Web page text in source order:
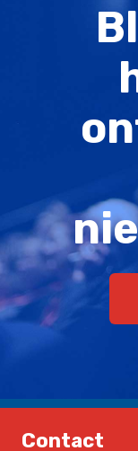
Contact